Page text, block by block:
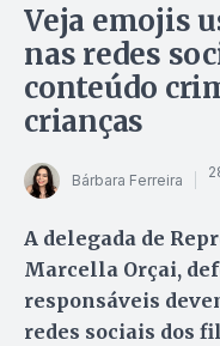
Veja emojis
nas redes
conteúdo
crianças
Bárbara Ferreira
A delegada de
Marcella Orçai,
responsáveis
redes sociais dos